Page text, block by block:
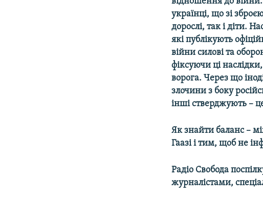
українці, що зі
дорослі, так і діти.
які публікують
війни силові та
фіксуючи ці
ворога. Через що
злочини з боку
інші стверджують –
Як знайти баланс –
Гаазі і тим, щоб не
Радіо Свобода
журналістами,